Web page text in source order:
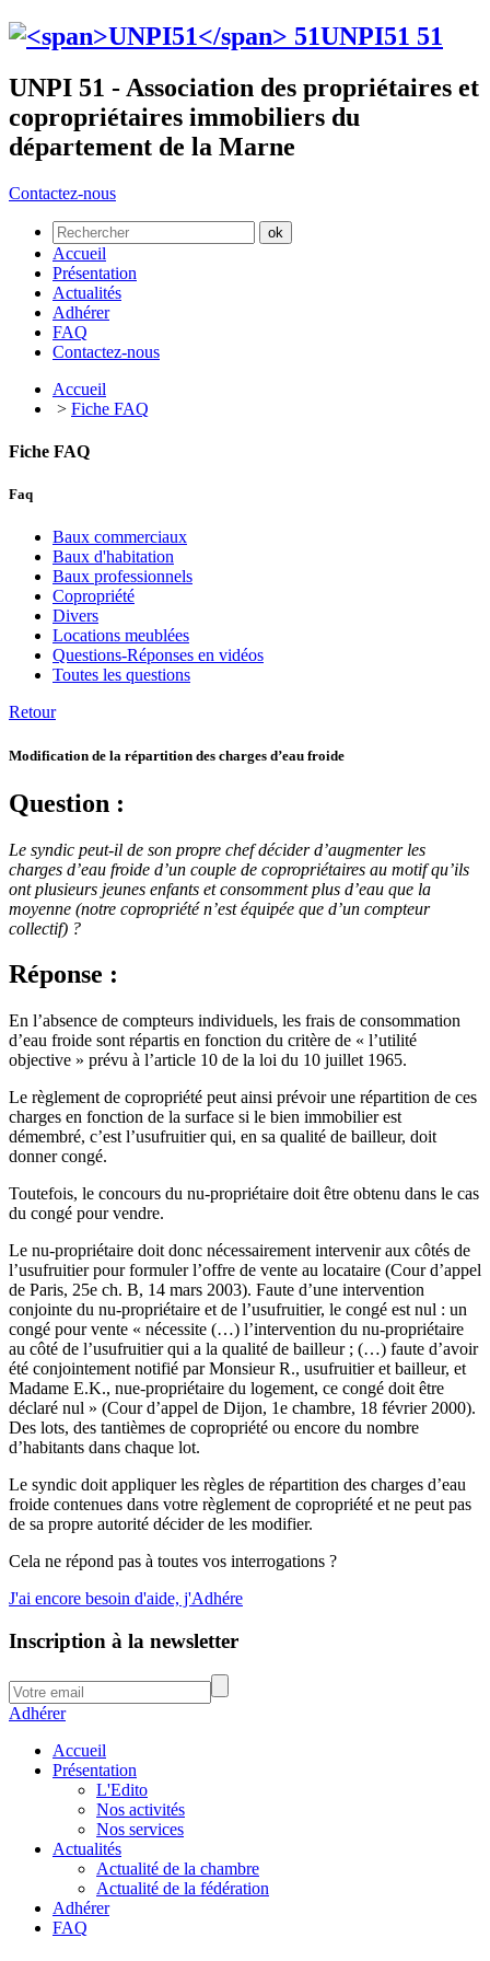
UNPI51 51
UNPI 51 - Association des propriétaires et
copropriétaires immobiliers du
département de la Marne
Contactez-nous
Accueil
Présentation
Actualités
Adhérer
FAQ
Contactez-nous
Accueil
> Fiche FAQ
Fiche FAQ
Faq
Baux commerciaux
Baux d'habitation
Baux professionnels
Copropriété
Divers
Locations meublées
Questions-Réponses en vidéos
Toutes les questions
Retour
Modification de la répartition des charges d’eau froide
Question :
Le syndic peut-il de son propre chef décider d’augmenter les
charges d’eau froide d’un couple de copropriétaires au motif qu’ils
ont plusieurs jeunes enfants et consomment plus d’eau que la
moyenne (notre copropriété n’est équipée que d’un compteur
collectif) ?
Réponse :
En l’absence de compteurs individuels, les frais de consommation
d’eau froide sont répartis en fonction du critère de « l’utilité
objective » prévu à l’article 10 de la loi du 10 juillet 1965.
Le règlement de copropriété peut ainsi prévoir une répartition de ces
charges en fonction de la surface si le bien immobilier est
démembré, c’est l’usufruitier qui, en sa qualité de bailleur, doit
donner congé.
Toutefois, le concours du nu-propriétaire doit être obtenu dans le cas
du congé pour vendre.
Le nu-propriétaire doit donc nécessairement intervenir aux côtés de
l’usufruitier pour formuler l’offre de vente au locataire (Cour d’appel
de Paris, 25e ch. B, 14 mars 2003). Faute d’une intervention
conjointe du nu-propriétaire et de l’usufruitier, le congé est nul : un
congé pour vente « nécessite (…) l’intervention du nu-propriétaire
au côté de l’usufruitier qui a la qualité de bailleur ; (…) faute d’avoir
été conjointement notifié par Monsieur R., usufruitier et bailleur, et
Madame E.K., nue-propriétaire du logement, ce congé doit être
déclaré nul » (Cour d’appel de Dijon, 1e chambre, 18 février 2000).
Des lots, des tantièmes de copropriété ou encore du nombre
d’habitants dans chaque lot.
Le syndic doit appliquer les règles de répartition des charges d’eau
froide contenues dans votre règlement de copropriété et ne peut pas
de sa propre autorité décider de les modifier.
Cela ne répond pas à toutes vos interrogations ?
J'ai encore besoin d'aide, j'Adhére
Inscription à la newsletter
Adhérer
Accueil
Présentation
L'Edito
Nos activités
Nos services
Actualités
Actualité de la chambre
Actualité de la fédération
Adhérer
FAQ